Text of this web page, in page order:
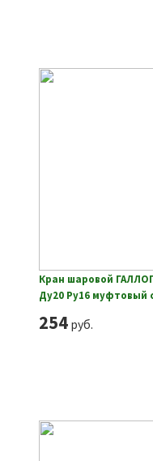
Кран шаровой
Ду20 Ру16 муфтовый
254руб.